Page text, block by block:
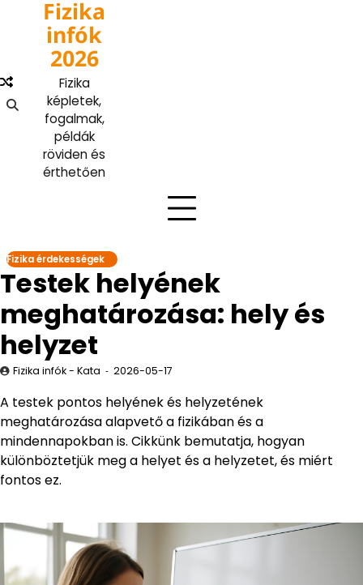
content
Fizika
infók
2026
Fizika
képletek,
fogalmak,
példák
röviden és
érthetően
Fizika érdekességek
Testek helyének
meghatározása: hely és
helyzet
Fizika infók - Kata 2026-05-17
A testek pontos helyének és helyzetének
meghatározása alapvető a fizikában és a
mindennapokban is. Cikkünk bemutatja, hogyan
különböztetjük meg a helyet és a helyzetet, és miért
fontos ez.